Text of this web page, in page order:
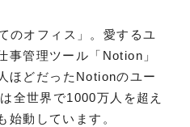
のオフィス」。愛するユ
事管理ツール「Notion」
ほどだったNotionのユー
全世界で1000万人を超え
始動しています。